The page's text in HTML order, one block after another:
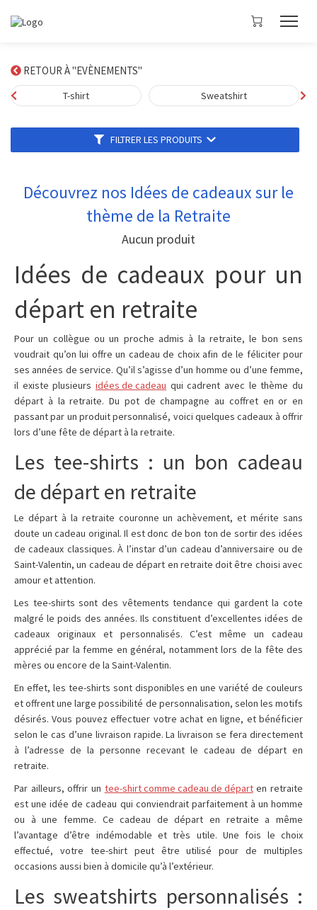
RETOUR À "EVÈNEMENTS"
T-shirt Sweatshirt
FILTRER LES PRODUITS
Découvrez nos Idées de cadeaux sur le
thème de la Retraite
Aucun produit
Idées de cadeaux pour un
départ en retraite
Pour un collègue ou un proche admis à la retraite, le bon sens
voudrait qu’on lui offre un cadeau de choix afin de le féliciter pour
ses années de service. Qu’il s’agisse d’un homme ou d’une femme,
il existe plusieurs idées de cadeau qui cadrent avec le thème du
départ à la retraite. Du pot de champagne au coffret en or en
passant par un produit personnalisé, voici quelques cadeaux à offrir
lors d’une fête de départ à la retraite.
Les tee-shirts : un bon cadeau
de départ en retraite
Le départ à la retraite couronne un achèvement, et mérite sans
doute un cadeau original. Il est donc de bon ton de sortir des idées
de cadeaux classiques. À l’instar d’un cadeau d’anniversaire ou de
Saint-Valentin, un cadeau de départ en retraite doit être choisi avec
amour et attention.
Les tee-shirts sont des vêtements tendance qui gardent la cote
malgré le poids des années. Ils constituent d’excellentes idées de
cadeaux originaux et personnalisés. C’est même un cadeau
apprécié par la femme en général, notamment lors de la fête des
mères ou encore de la Saint-Valentin.
En effet, les tee-shirts sont disponibles en une variété de couleurs
et offrent une large possibilité de personnalisation, selon les motifs
désirés. Vous pouvez effectuer votre achat en ligne, et bénéficier
selon le cas d’une livraison rapide. La livraison se fera directement
à l’adresse de la personne recevant le cadeau de départ en
retraite.
Par ailleurs, offrir un tee-shirt comme cadeau de départen retraite
est une idée de cadeau qui conviendrait parfaitement à un homme
ou à une femme. Ce cadeau de départ en retraite a même
l’avantage d’être indémodable et très utile. Une fois le choix
effectué, votre tee-shirt peut être utilisé pour de multiples
occasions aussi bien à domicile qu’à l’extérieur.
Les sweatshirts personnalisés :